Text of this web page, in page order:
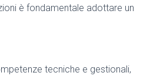
è fondamentale adottare un
tecniche e gestionali,